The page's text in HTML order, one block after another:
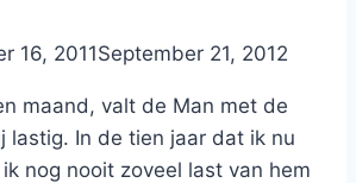
16, 2011September 21, 2012
maand, valt de Man met de
lastig. In de tien jaar dat ik nu
nog nooit zoveel last van hem